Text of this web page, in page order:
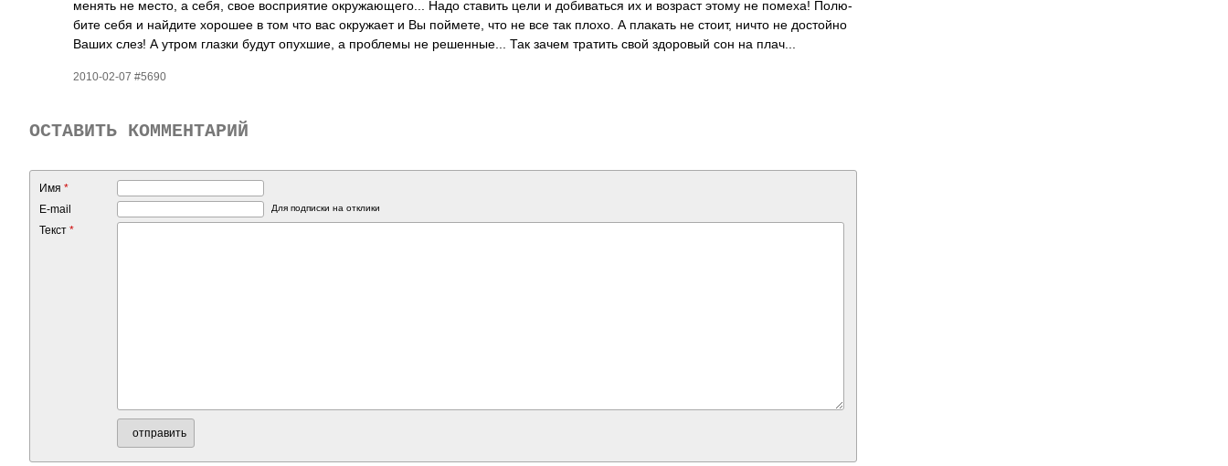
менять не место, а себя, свое восп­риятие окру­жающ­его... Надо ставить цели и доби­ваться их и возраст этому не помеха! Полю­
бите себя и найдите хорошее в том что вас окру­жает и Вы пойм­ете, что не все так плохо. А плакать не стоит, ничто не дост­ойно
Ваших слез! А утром глазки будут опух­шие, а проб­лемы не реше­нные­... Так зачем тратить свой здор­овый сон на плач...
2010-02-07 #5690
ОСТАВИТЬ КОММЕНТАРИЙ
Имя *
E-mail
Для подписки на отклики
Текст *
отправить